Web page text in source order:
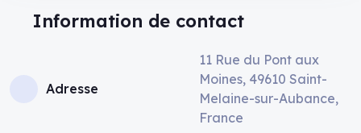
Information de contact
Adresse
11 Rue du Pont aux
Moines, 49610 Saint-
Melaine-sur-Aubance,
France